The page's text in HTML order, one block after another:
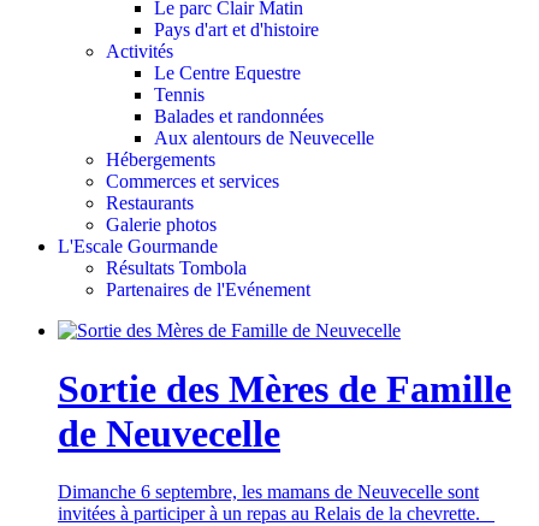
Le parc Clair Matin
Pays d'art et d'histoire
Activités
Le Centre Equestre
Tennis
Balades et randonnées
Aux alentours de Neuvecelle
Hébergements
Commerces et services
Restaurants
Galerie photos
L'Escale Gourmande
Résultats Tombola
Partenaires de l'Evénement
Sortie des Mères de Famille
de Neuvecelle
Dimanche 6 septembre, les mamans de Neuvecelle sont
invitées à participer à un repas au Relais de la chevrette.